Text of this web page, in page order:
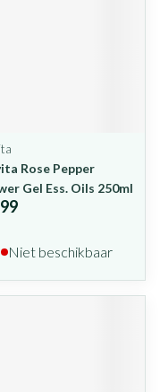
Rose Pepper
Gel Ess. Oils 250ml
Niet beschikbaar